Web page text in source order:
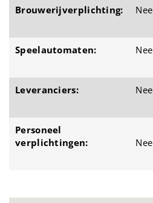
Brouwerijverplichting: Nee
Speelautomaten: Nee
Leveranciers: Nee
Personeel
verplichtingen:
Nee